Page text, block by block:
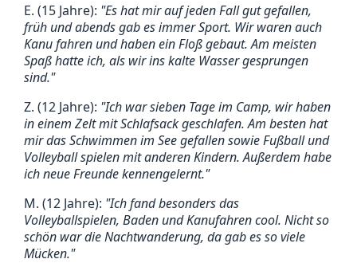
E. (15 Jahre): "Es hat mir auf jeden Fall gut gefallen,
früh und abends gab es immer Sport. Wir waren auch
Kanu fahren und haben ein Floß gebaut. Am meisten
Spaß hatte ich, als wir ins kalte Wasser gesprungen
sind."
Z. (12 Jahre): "Ich war sieben Tage im Camp, wir haben
in einem Zelt mit Schlafsack geschlafen. Am besten hat
mir das Schwimmen im See gefallen sowie Fußball und
Volleyball spielen mit anderen Kindern. Außerdem habe
ich neue Freunde kennengelernt."
M. (12 Jahre): "Ich fand besonders das
Volleyballspielen, Baden und Kanufahren cool. Nicht so
schön war die Nachtwanderung, da gab es so viele
Mücken."